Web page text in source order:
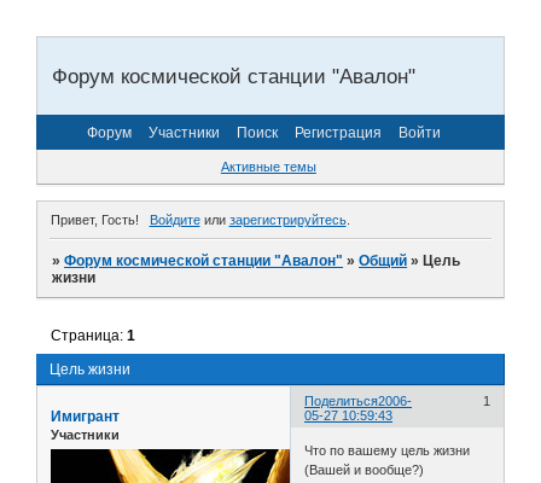
Форум космической станции "Авалон"
Форум Участники Поиск Регистрация Войти
Активные темы
Привет, Гость! Войдитеили зарегистрируйтесь.
»Форум космической станции "Авалон" »Общий »Цель
жизни
Цель жизни
Страница:1
Поделиться 1
2006-
05-27 10:59:43
Имигрант
Участники
Что по вашему цель жизни
(Вашей и вообще?)